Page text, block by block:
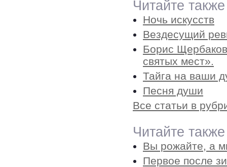
Читайте
Ночь искусств
Вездесущий
Борис
святых мест».
Тайга на ваши
Песня души
Все статьи в
Читайте
Вы рожайте, а
Первое после